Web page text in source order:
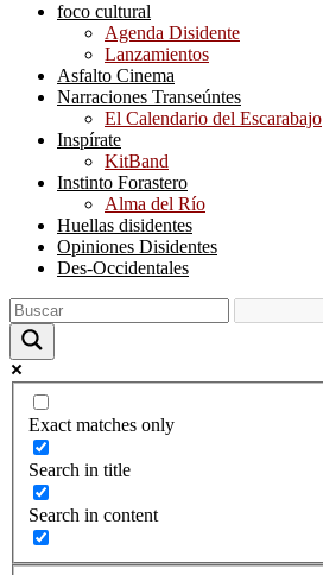
foco cultural
Agenda Disidente
Lanzamientos
Asfalto Cinema
Narraciones Transeúntes
El Calendario del Escarabajo
Inspírate
KitBand
Instinto Forastero
Alma del Río
Huellas disidentes
Opiniones Disidentes
Des-Occidentales
Exact matches only
Search in title
Search in content